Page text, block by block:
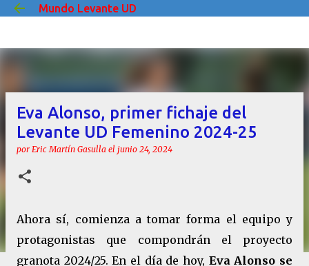
Ir al contenido principal
Mundo Levante UD
Eva Alonso, primer fichaje del
Levante UD Femenino 2024-25
por Eric Martín Gasulla el junio 24, 2024
Ahora sí, comienza a tomar forma el equipo y
protagonistas que compondrán el proyecto
granota 2024/25. En el día de hoy, Eva Alonso se